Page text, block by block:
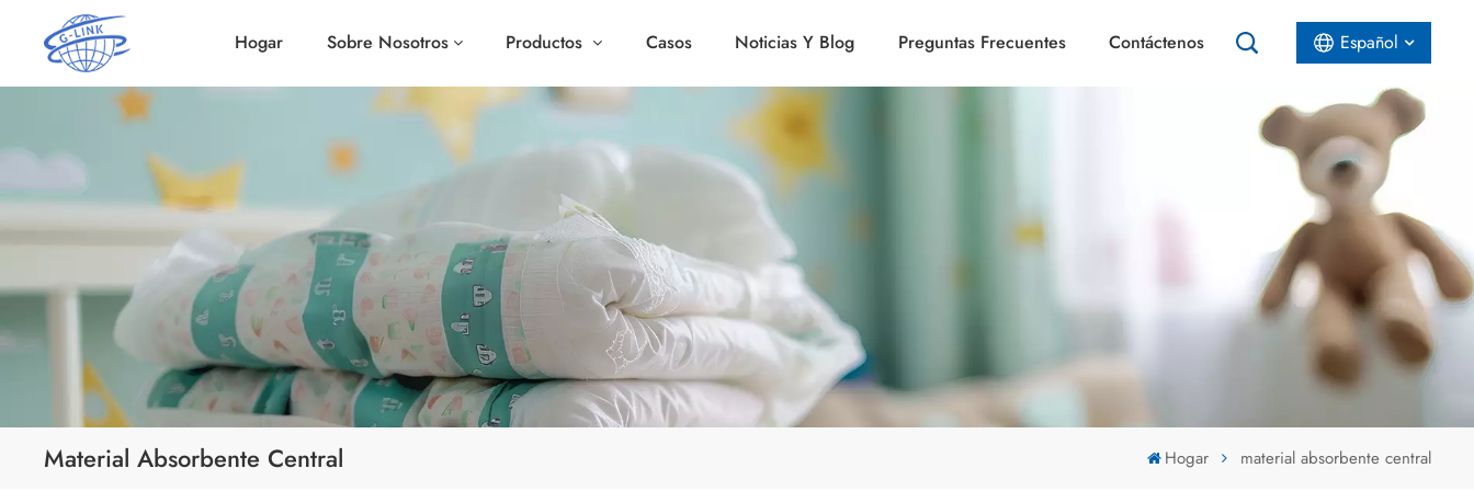
Hogar Sobre Nosotros Productos Casos Noticias Y Blog Preguntas Frecuentes Contáctenos Español
English
Español
عربي
Material Absorbente Central Hogar material absorbente central